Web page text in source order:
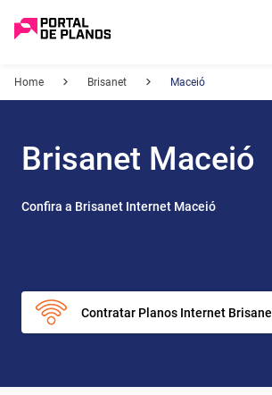
Home Brisanet Maceió
Brisanet Maceió
Confira a Brisanet Internet Maceió
Contratar Planos Internet